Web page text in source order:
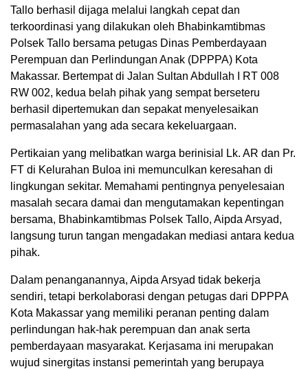
Tallo berhasil dijaga melalui langkah cepat dan
terkoordinasi yang dilakukan oleh Bhabinkamtibmas
Polsek Tallo bersama petugas Dinas Pemberdayaan
Perempuan dan Perlindungan Anak (DPPPA) Kota
Makassar. Bertempat di Jalan Sultan Abdullah I RT 008
RW 002, kedua belah pihak yang sempat berseteru
berhasil dipertemukan dan sepakat menyelesaikan
permasalahan yang ada secara kekeluargaan.
Pertikaian yang melibatkan warga berinisial Lk. AR dan Pr.
FT di Kelurahan Buloa ini memunculkan keresahan di
lingkungan sekitar. Memahami pentingnya penyelesaian
masalah secara damai dan mengutamakan kepentingan
bersama, Bhabinkamtibmas Polsek Tallo, Aipda Arsyad,
langsung turun tangan mengadakan mediasi antara kedua
pihak.
Dalam penanganannya, Aipda Arsyad tidak bekerja
sendiri, tetapi berkolaborasi dengan petugas dari DPPPA
Kota Makassar yang memiliki peranan penting dalam
perlindungan hak-hak perempuan dan anak serta
pemberdayaan masyarakat. Kerjasama ini merupakan
wujud sinergitas instansi pemerintah yang berupaya